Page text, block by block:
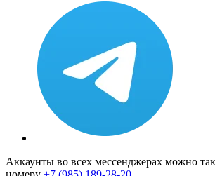
Аккаунты во всех мессенджерах можно